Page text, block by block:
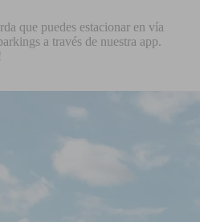
que puedes estacionar en vía
a través de nuestra app.